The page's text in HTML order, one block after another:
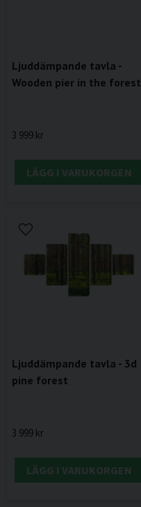
Ljuddämpande tavla -
Wooden pier in the forest
3 999 kr
LÄGG I VARUKORGEN
Ljuddämpande tavla - 3d
pine forest
3 999 kr
LÄGG I VARUKORGEN